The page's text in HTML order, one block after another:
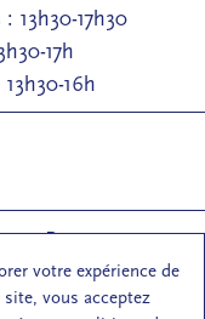
votre expérience de
vous acceptez
13h30-17h30
17h
16h
Besançon
Besançon
fc.fr